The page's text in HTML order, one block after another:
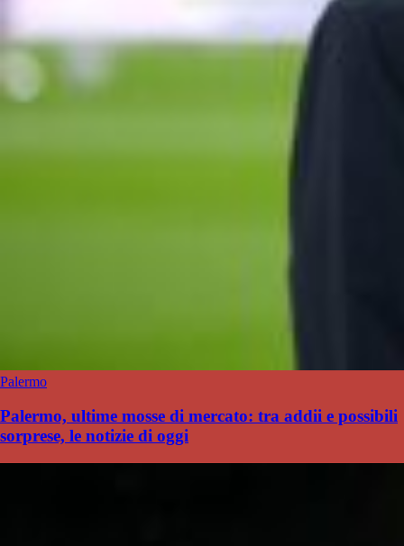
Palermo
Palermo, ultime mosse di mercato: tra addii e possibili
sorprese, le notizie di oggi